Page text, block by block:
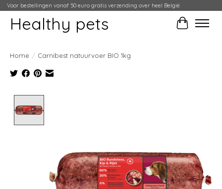
Voor bestellingen vanaf 50 euro gratis verzending over heel België
Healthy pets
Home / Carnibest natuurvoer BIO 1kg